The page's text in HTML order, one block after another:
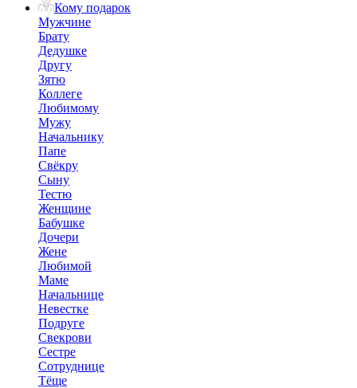
Кому подарок
Мужчине
Брату
Дедушке
Другу
Зятю
Коллеге
Любимому
Мужу
Начальнику
Папе
Свёкру
Сыну
Тестю
Женщине
Бабушке
Дочери
Жене
Любимой
Маме
Начальнице
Невестке
Подруге
Свекрови
Сестре
Сотруднице
Тёще